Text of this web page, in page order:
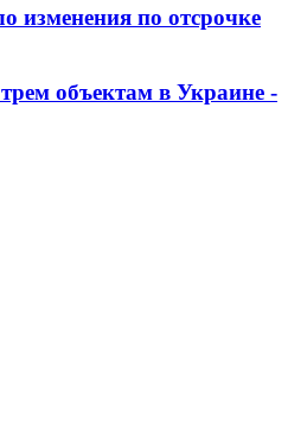
изменения по отсрочке
объектам в Украине -